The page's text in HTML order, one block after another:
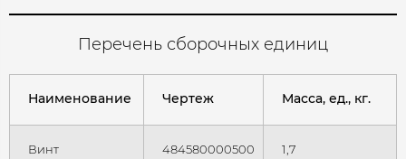
Перечень сборочных единиц
Наименование Чертеж Масса, ед., кг.
Винт 484580000500 1,7